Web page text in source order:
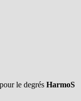
le degrés HarmoS